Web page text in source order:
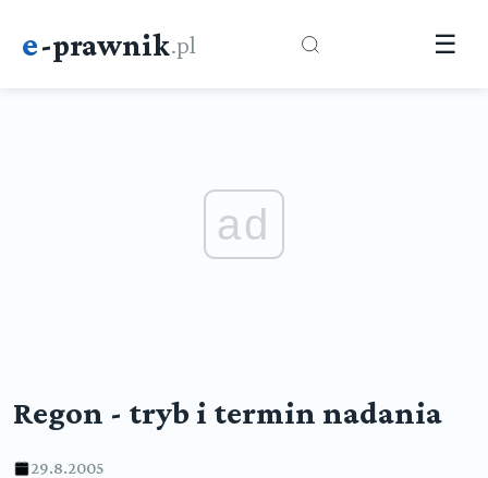
e-prawnik.pl ☰
ad
Regon - tryb i termin nadania
29.8.2005